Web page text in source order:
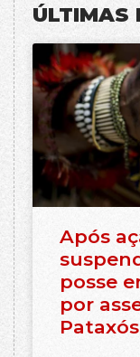
ÚLTIMAS
Após
posse
por